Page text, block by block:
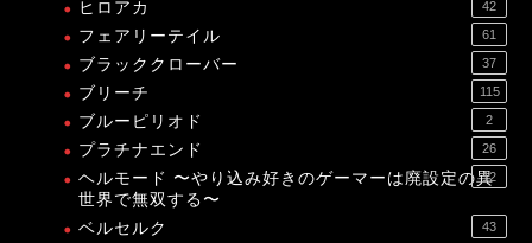
ヒロアカ 42
フェアリーテイル 61
ブラッククローバー 37
ブリーチ 115
ブルーピリオド 2
プラチナエンド 26
ヘルモード 〜やり込み好きのゲーマーは廃設定の異
世界で無双する〜
12
ベルセルク 43